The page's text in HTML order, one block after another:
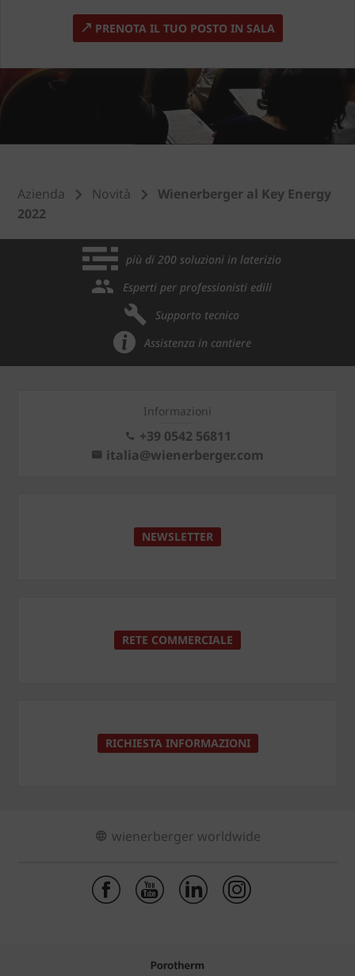
PRENOTA IL TUO POSTO IN SALA
Azienda Novità
Wienerberger al Key Energy
2022
più di 200 soluzioni in laterizio
Esperti per professionisti edili
Supporto tecnico
Assistenza in cantiere
Informazioni
+39 0542 56811
italia@wienerberger.com
NEWSLETTER
RETE COMMERCIALE
RICHIESTA INFORMAZIONI
wienerberger worldwide